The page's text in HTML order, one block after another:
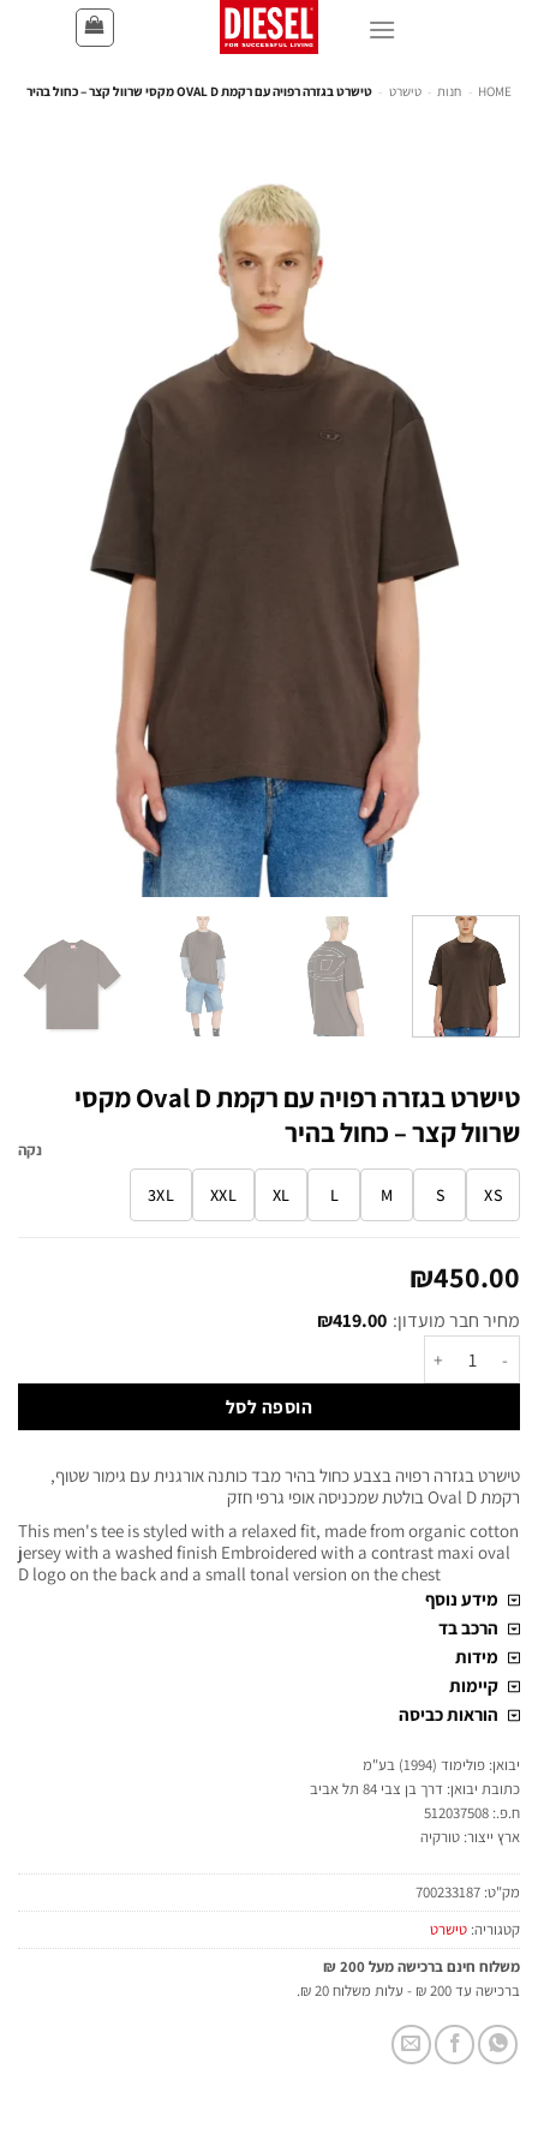
HOME
- חנות - טישרט - טישרט בגזרה רפויה עם רקמת OVAL D מקסי שרוול קצר – כחול בהיר
טישרט בגזרה רפויה עם רקמת Oval D מקסי
שרוול קצר – כחול בהיר
XS
S
M
L
XL
XXL
3XL
נקה
₪450.00
מחיר חבר מועדון: ₪419.00
הוספה לסל
טישרט בגזרה רפויה בצבע כחול בהיר מבד כותנה אורגנית עם גימור שטוף,
רקמת Oval D בולטת שמכניסה אופי גרפי חזק
This men's tee is styled with a relaxed fit, made from organic cotton
jersey with a washed finish Embroidered with a contrast maxi oval
D logo on the back and a small tonal version on the chest
מידע נוסף
הרכב בד
מידות
קיימות
הוראות כביסה
יבואן: פולימוד (1994) בע"מ
כתובת יבואן: דרך בן צבי 84 תל אביב
ח.פ.: 512037508
ארץ ייצור: טורקיה
מק"ט: 700233187
קטגוריה: טישרט
משלוח חינם ברכישה מעל 200 ₪
ברכישה עד 200 ₪ - עלות משלוח 20 ₪.